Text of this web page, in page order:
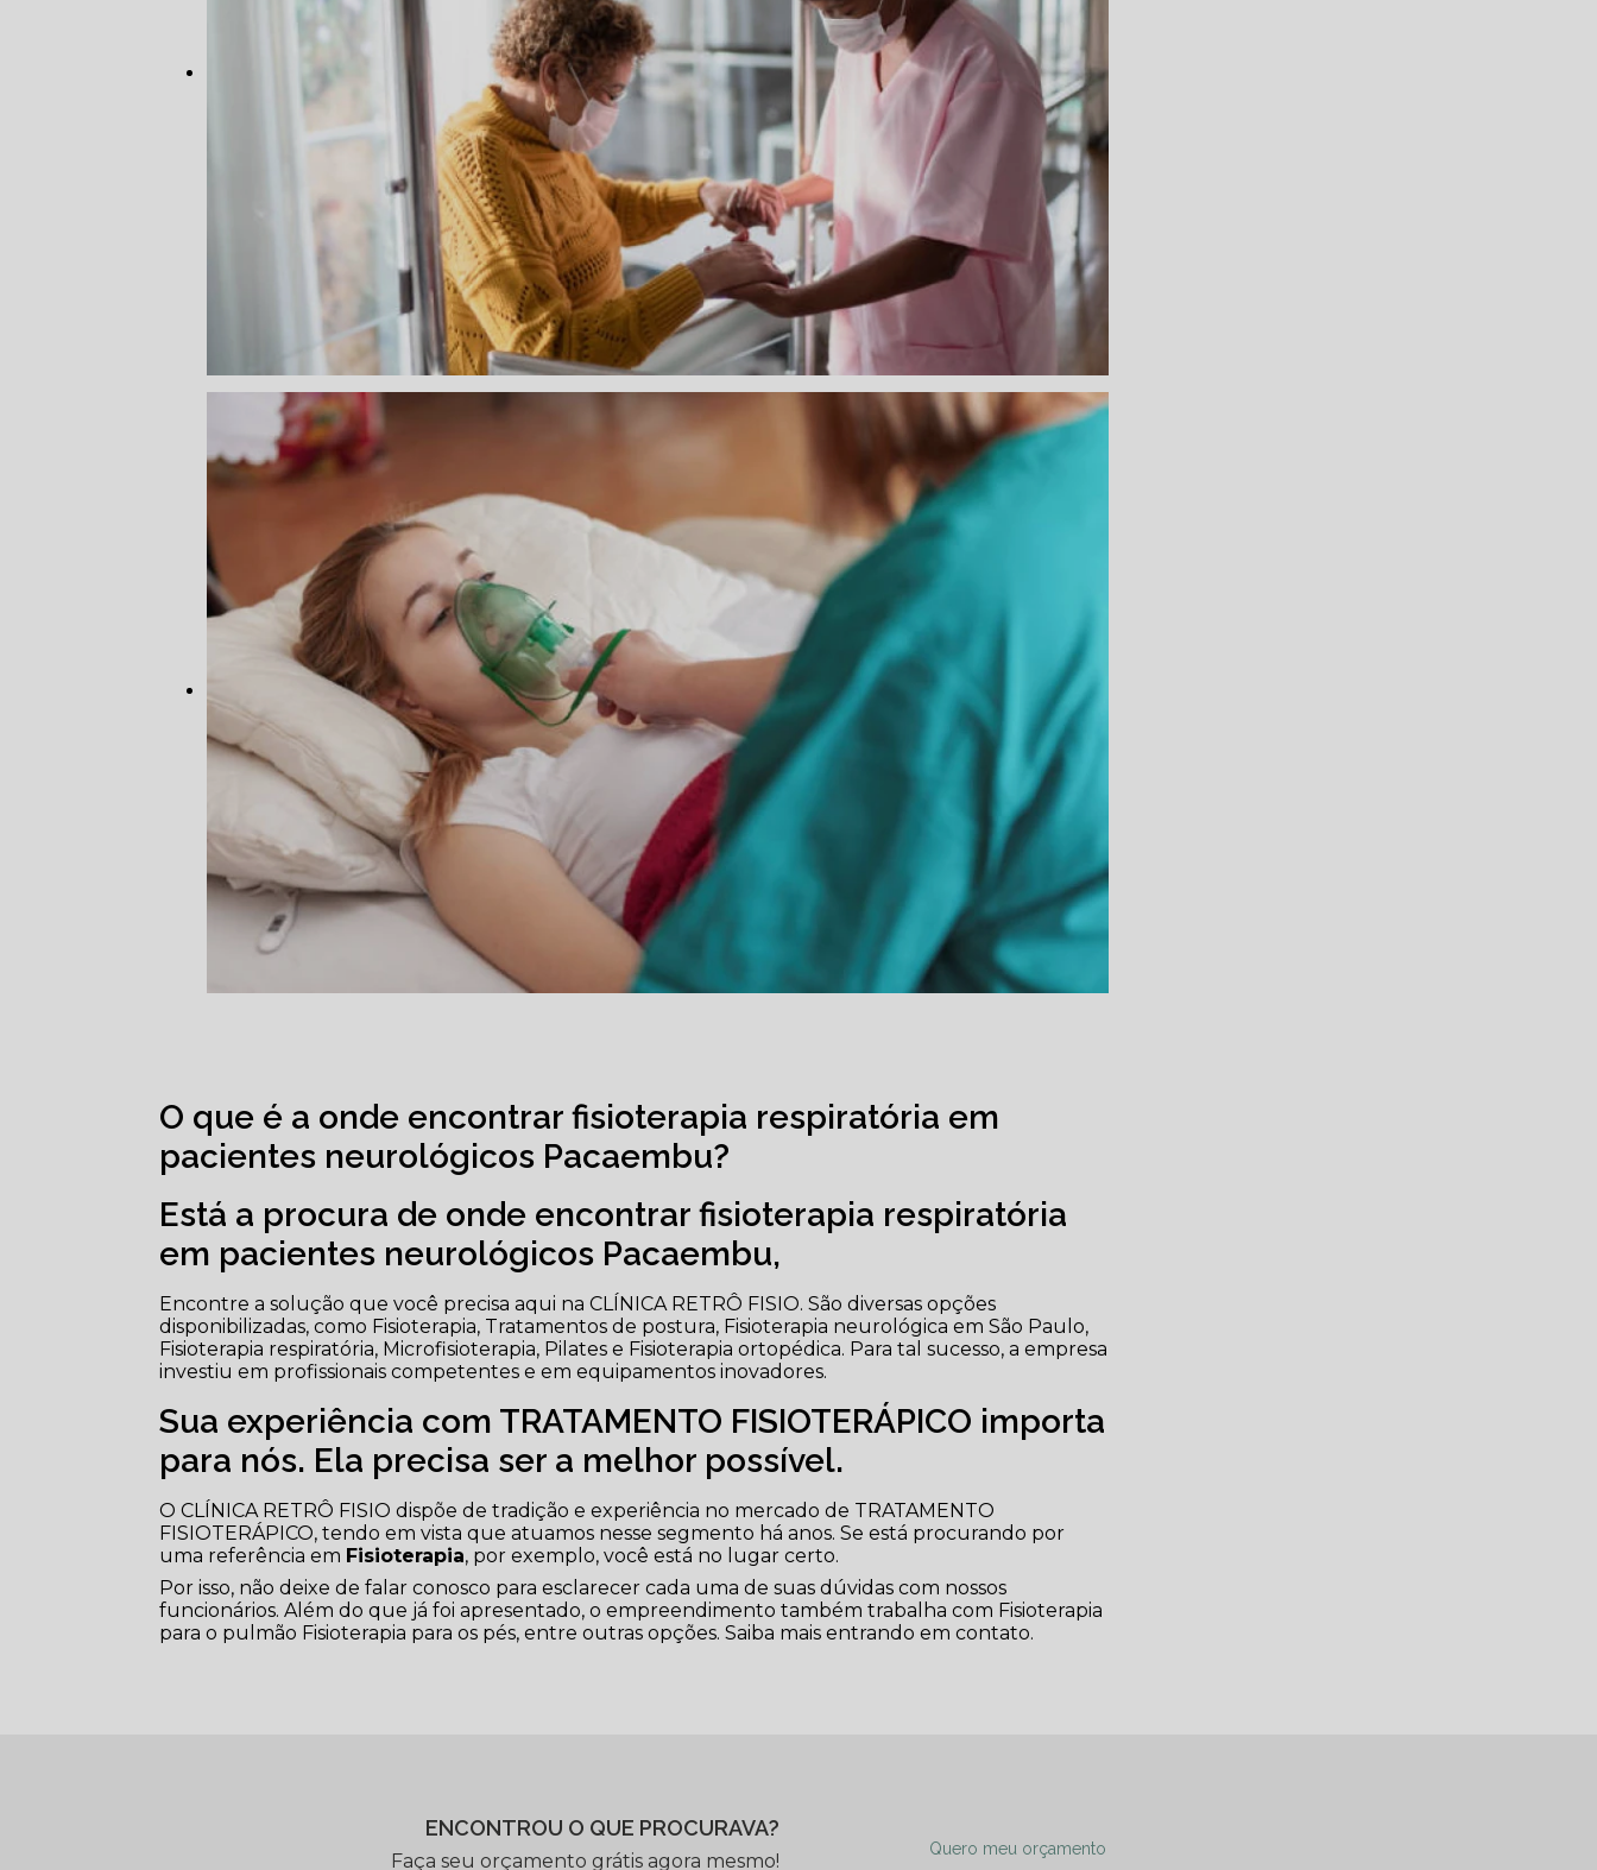
O que é a onde encontrar fisioterapia respiratória em
pacientes neurológicos Pacaembu?
Está a procura de onde encontrar fisioterapia respiratória
em pacientes neurológicos Pacaembu,
Encontre a solução que você precisa aqui na CLÍNICA RETRÔ FISIO. São diversas opções
disponibilizadas, como Fisioterapia, Tratamentos de postura, Fisioterapia neurológica em São Paulo,
Fisioterapia respiratória, Microfisioterapia, Pilates e Fisioterapia ortopédica. Para tal sucesso, a empresa
investiu em profissionais competentes e em equipamentos inovadores.
Sua experiência com TRATAMENTO FISIOTERÁPICO importa
para nós. Ela precisa ser a melhor possível.
O CLÍNICA RETRÔ FISIO dispõe de tradição e experiência no mercado de TRATAMENTO
FISIOTERÁPICO, tendo em vista que atuamos nesse segmento há anos. Se está procurando por
uma referência em Fisioterapia, por exemplo, você está no lugar certo.
Por isso, não deixe de falar conosco para esclarecer cada uma de suas dúvidas com nossos
funcionários. Além do que já foi apresentado, o empreendimento também trabalha com Fisioterapia
para o pulmão Fisioterapia para os pés, entre outras opções. Saiba mais entrando em contato.
ENCONTROU O QUE PROCURAVA?
Faça seu orçamento grátis agora mesmo!
Quero meu orçamento